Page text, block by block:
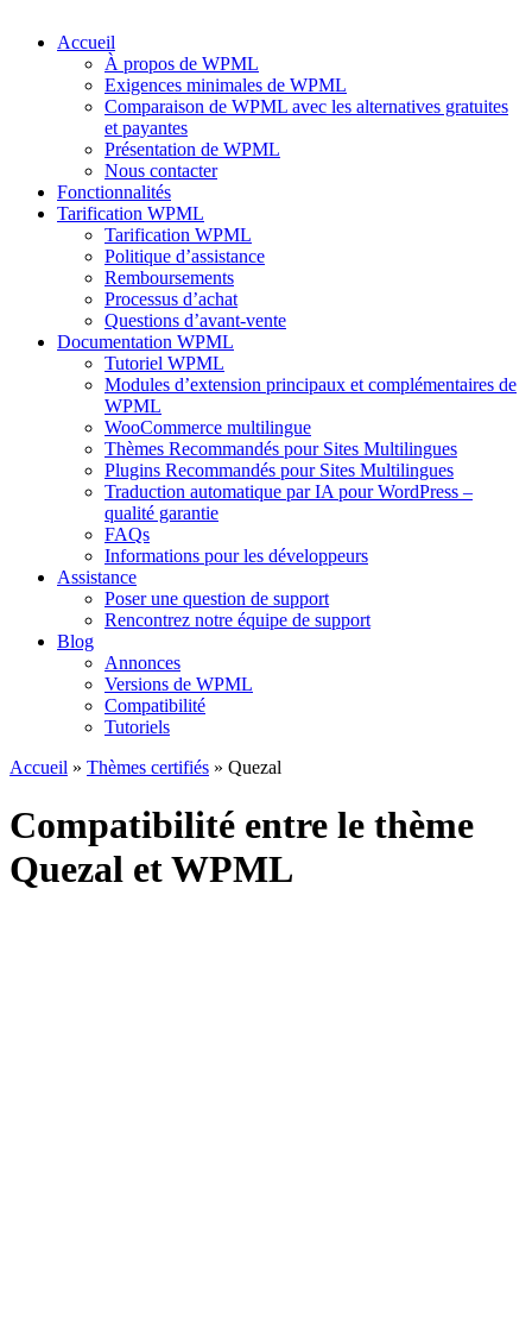
Accueil
À propos de WPML
Exigences minimales de WPML
Comparaison de WPML avec les alternatives gratuites
et payantes
Présentation de WPML
Nous contacter
Fonctionnalités
Tarification WPML
Tarification WPML
Politique d’assistance
Remboursements
Processus d’achat
Questions d’avant-vente
Documentation WPML
Tutoriel WPML
Modules d’extension principaux et complémentaires de
WPML
WooCommerce multilingue
Thèmes Recommandés pour Sites Multilingues
Plugins Recommandés pour Sites Multilingues
Traduction automatique par IA pour WordPress –
qualité garantie
FAQs
Informations pour les développeurs
Assistance
Poser une question de support
Rencontrez notre équipe de support
Blog
Annonces
Versions de WPML
Compatibilité
Tutoriels
Accueil » Thèmes certifiés » Quezal
Compatibilité entre le thème
Quezal et WPML